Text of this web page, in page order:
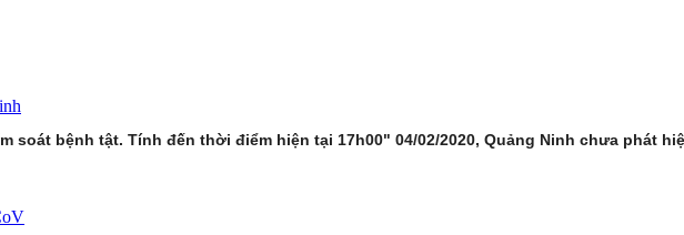
soát bệnh tật. Tính đến thời điểm hiện tại 17h00" 04/02/2020, Quảng Ninh chưa phát